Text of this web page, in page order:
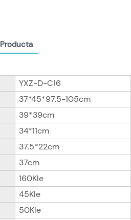
Producta
YXZ-D-C16
37*45*97.5-105cm
39*39cm
34*11cm
37.5*22cm
37cm
160Kle
45Kle
50Kle